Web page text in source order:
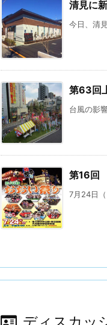
清見に
今日、清
第63回
台風の影
第16回
7月24日
ディスカッ